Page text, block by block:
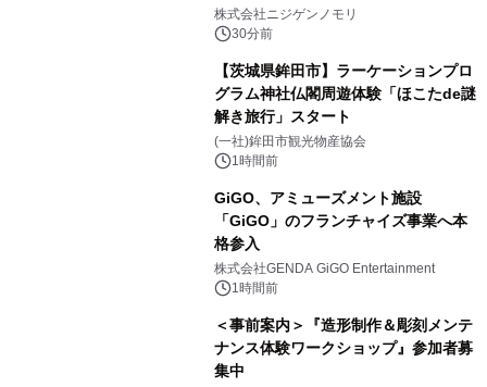
株式会社ニジゲンノモリ
30分前
【茨城県鉾田市】ラーケーションプロ
グラム神社仏閣周遊体験「ほこたde謎
解き旅行」スタート
(一社)鉾田市観光物産協会
1時間前
GiGO、アミューズメント施設
「GiGO」のフランチャイズ事業へ本
格参入
株式会社GENDA GiGO Entertainment
1時間前
＜事前案内＞『造形制作＆彫刻メンテ
ナンス体験ワークショップ』参加者募
集中